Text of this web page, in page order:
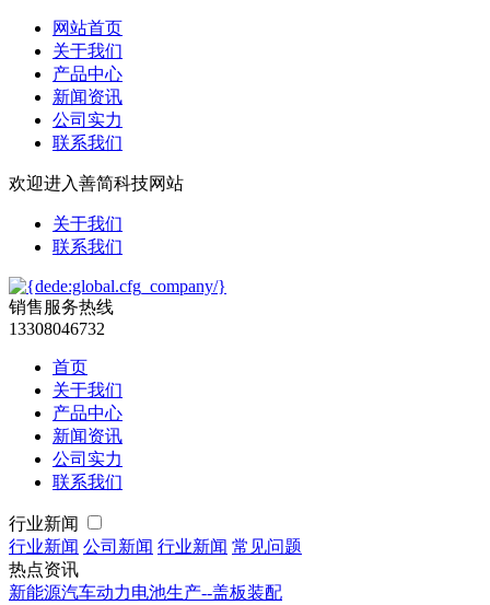
网站首页
关于我们
产品中心
新闻资讯
公司实力
联系我们
欢迎进入善简科技网站
关于我们
联系我们
销售服务热线
13308046732
首页
关于我们
产品中心
新闻资讯
公司实力
联系我们
行业新闻
行业新闻 公司新闻 行业新闻 常见问题
热点资讯
新能源汽车动力电池生产--盖板装配